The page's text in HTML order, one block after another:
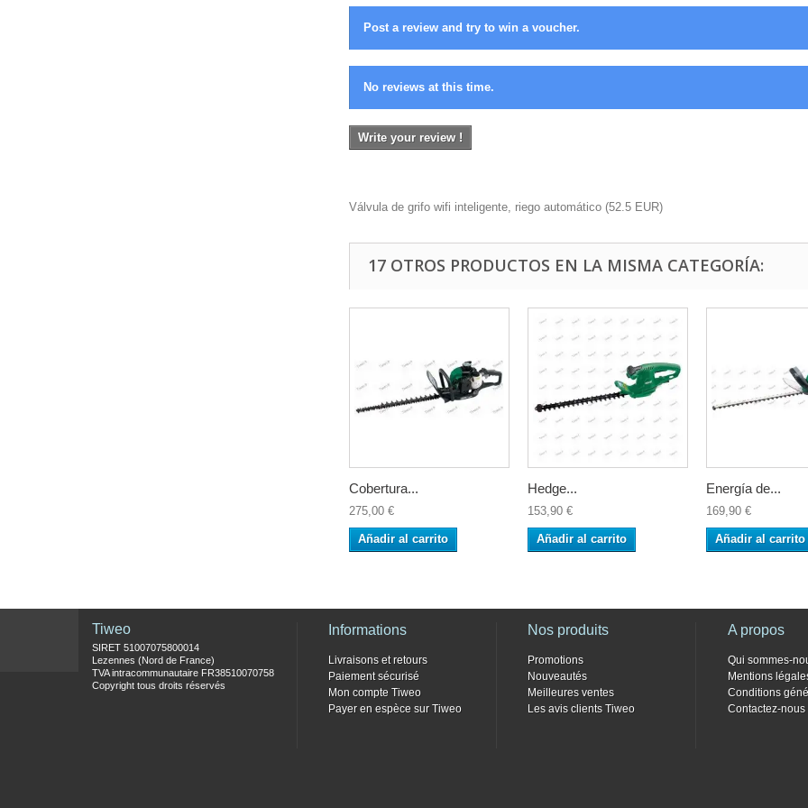
Post a review and try to win a voucher.
No reviews at this time.
Write your review !
Válvula de grifo wifi inteligente, riego automático (52.5 EUR)
17 OTROS PRODUCTOS EN LA MISMA CATEGORÍA:
Cobertura...
275,00 €
Añadir al carrito
Hedge...
153,90 €
Añadir al carrito
Energía de...
169,90 €
Añadir al carrito
Tiweo
SIRET 51007075800014
Lezennes (Nord de France)
TVA intracommunautaire FR38510070758
Copyright tous droits réservés
Informations
Livraisons et retours
Paiement sécurisé
Mon compte Tiweo
Payer en espèce sur Tiweo
Nos produits
Promotions
Nouveautés
Meilleures ventes
Les avis clients Tiweo
A propos
Qui sommes-
Mentions
Conditions
Contactez-nous